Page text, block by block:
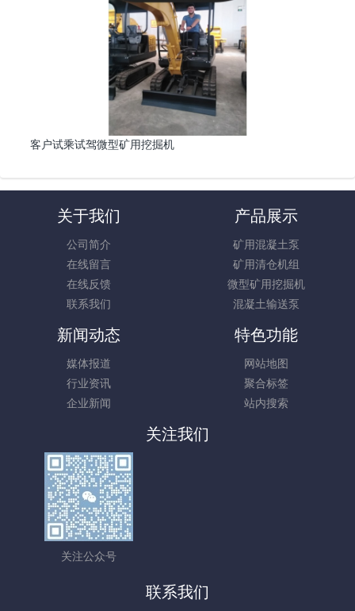
客户试乘试驾微型矿用挖掘机
关于我们
公司简介
在线留言
在线反馈
联系我们
产品展示
矿用混凝土泵
矿用清仓机组
微型矿用挖掘机
混凝土输送泵
新闻动态
媒体报道
行业资讯
企业新闻
特色功能
网站地图
聚合标签
站内搜索
关注我们
关注公众号
联系我们